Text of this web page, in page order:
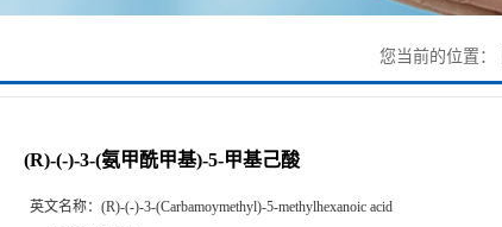
您当前的位置：
(R)-(-)-3-(氨甲酰甲基)-5-甲基己酸
英文名称： (R)-(-)-3-(Carbamoymethyl)-5-methylhexanoic acid